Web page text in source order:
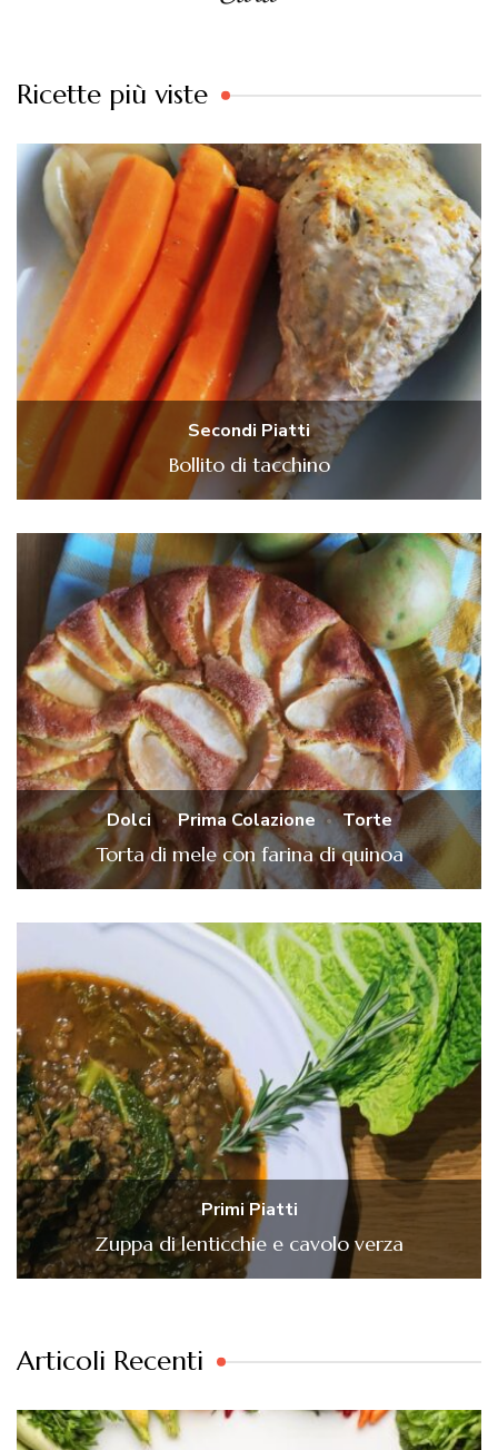
Ricette più viste
Secondi Piatti
Bollito di tacchino
Dolci Prima Colazione Torte
Torta di mele con farina di quinoa
Primi Piatti
Zuppa di lenticchie e cavolo verza
Articoli Recenti